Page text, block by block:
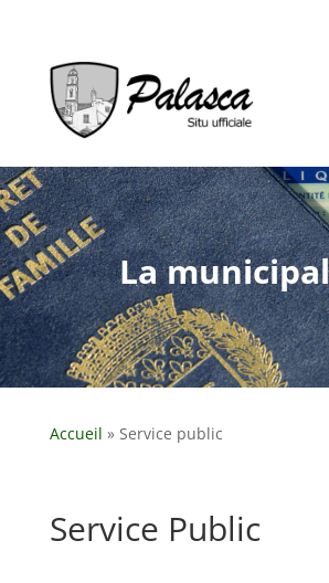
La
Accueil » Service public
Service Public